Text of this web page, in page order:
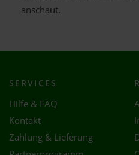
anschaut.
SERVICES
Hilfe & FAQ
Kontakt
Zahlung & Lieferung